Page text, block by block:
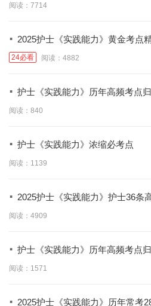
阅读：7714
· 2025护士《实践能力》黄金考点
24必看 阅读：4882
· 护士《实践能力》历年高频考点
阅读：840
· 护士《实践能力》浓缩必考点
阅读：1139
· 2025护士《实践能力》护士36条
阅读：4909
· 护士《实践能力》历年高频考点
阅读：1571
· 2025护士《实践能力》历年常考